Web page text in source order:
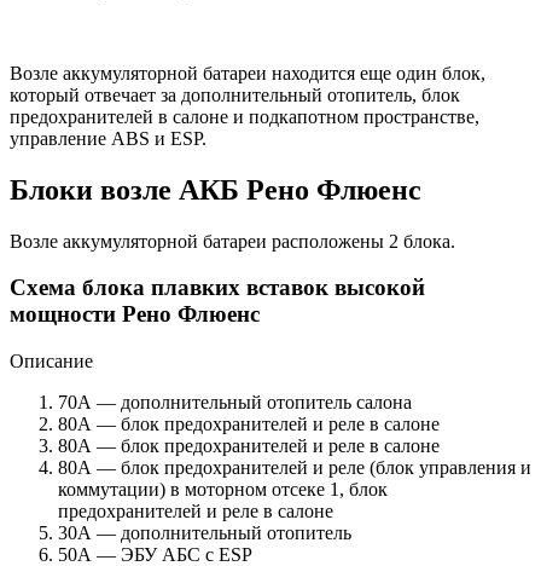
Возле аккумуляторной батареи находится еще один блок,
который отвечает за дополнительный отопитель, блок
предохранителей в салоне и подкапотном пространстве,
управление ABS и ESP.
Блоки возле АКБ Рено Флюенс
Возле аккумуляторной батареи расположены 2 блока.
Схема блока плавких вставок высокой
мощности Рено Флюенс
Описание
70А — дополнительный отопитель салона
80А — блок предохранителей и реле в салоне
80А — блок предохранителей и реле в салоне
80А — блок предохранителей и реле (блок управления и
коммутации) в моторном отсеке 1, блок
предохранителей и реле в салоне
30А — дополнительный отопитель
50А — ЭБУ АБС с ESP